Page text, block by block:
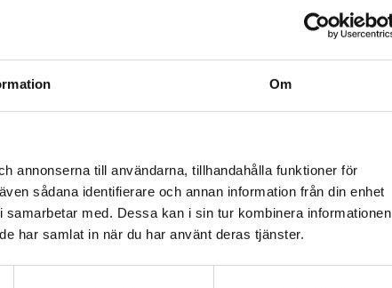
Om
annonserna till användarna, tillhandahålla funktioner för
sådana identifierare och annan information från din enhet
med. Dessa kan i sin tur kombinera informationen
har samlat in när du har använt deras tjänster.
studentlitteratur.se via en
inte leveranser utanför
ett köp måste
Läs mer